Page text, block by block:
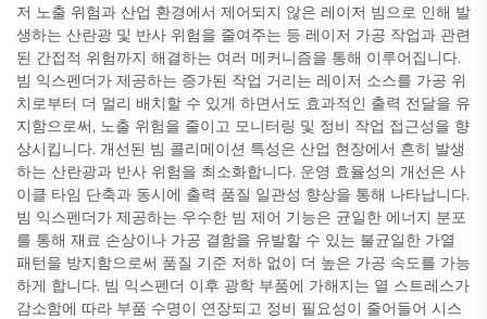
저 노출 위험과 산업 환경에서 제어되지 않은 레이저 빔으로 인해 발
생하는 산란광 및 반사 위험을 줄여주는 등 레이저 가공 작업과 관련
된 간접적 위험까지 해결하는 여러 메커니즘을 통해 이루어집니다.
빔 익스펜더가 제공하는 증가된 작업 거리는 레이저 소스를 가공 위
치로부터 더 멀리 배치할 수 있게 하면서도 효과적인 출력 전달을 유
지함으로써, 노출 위험을 줄이고 모니터링 및 정비 작업 접근성을 향
상시킵니다. 개선된 빔 콜리메이션 특성은 산업 현장에서 흔히 발생
하는 산란광과 반사 위험을 최소화합니다. 운영 효율성의 개선은 사
이클 타임 단축과 동시에 출력 품질 일관성 향상을 통해 나타납니다.
빔 익스펜더가 제공하는 우수한 빔 제어 기능은 균일한 에너지 분포
를 통해 재료 손상이나 가공 결함을 유발할 수 있는 불균일한 가열
패턴을 방지함으로써 품질 기준 저하 없이 더 높은 가공 속도를 가능
하게 합니다. 빔 익스펜더 이후 광학 부품에 가해지는 열 스트레스가
감소함에 따라 부품 수명이 연장되고 정비 필요성이 줄어들어 시스